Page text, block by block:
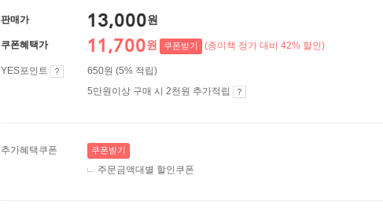
판매가 13,000원
쿠폰혜택가 11,700원 쿠폰받기 (종이책 정가 대비 42% 할인)
YES포인트
650원 (5% 적립)
5만원이상 구매 시 2천원 추가적립
추가혜택쿠폰 쿠폰받기
주문금액대별 할인쿠폰